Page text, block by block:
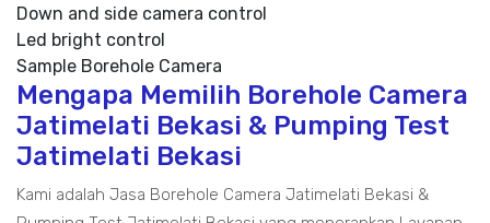
Down and side camera control
Led bright control
Sample Borehole Camera
Mengapa Memilih Borehole Camera
Jatimelati Bekasi & Pumping Test
Jatimelati Bekasi
Kami adalah Jasa Borehole Camera Jatimelati Bekasi &